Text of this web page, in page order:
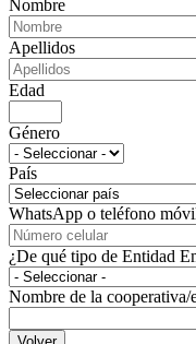
Nombre
Apellidos
Edad
Género
País
WhatsApp o teléfono
¿De qué tipo de Entidad
Nombre de la cooperativa/